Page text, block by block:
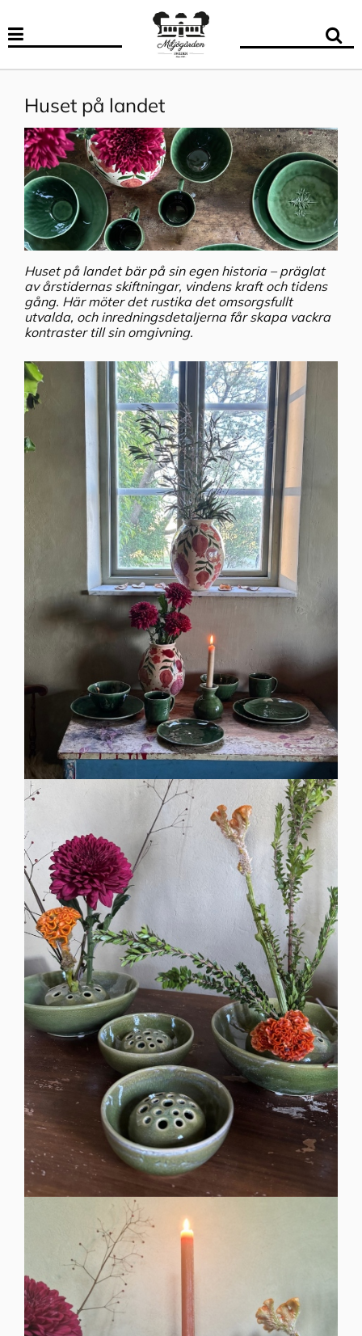
Huset på landet
Huset på landet bär på sin egen historia – präglat
av årstidernas skiftningar, vindens kraft och tidens
gång. Här möter det rustika det omsorgsfullt
utvalda, och inredningsdetaljerna får skapa vackra
kontraster till sin omgivning.